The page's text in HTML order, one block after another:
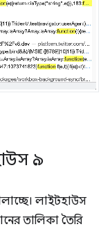
৯
লাইটহাউস
তালিকা তৈরি